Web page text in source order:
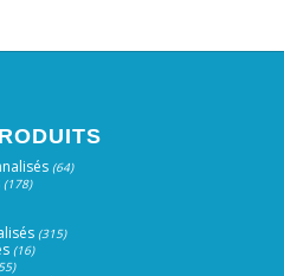
(64)
(178)
(315)
(16)